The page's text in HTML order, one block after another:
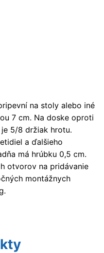
na stoly alebo iné
7 cm. Na doske oproti
5/8 držiak hrotu.
a ďalšieho
má hrúbku 0,5 cm.
otvorov na pridávanie
montážnych